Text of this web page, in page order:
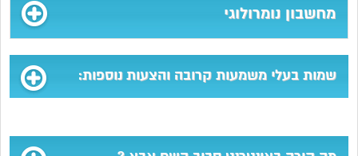
מחשבון נומרולוגי
שמות בעלי משמעות קרובה והצעות נוספות: